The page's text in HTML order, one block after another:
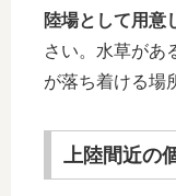
陸場として用意
さい。水草があ
が落ち着ける場
上陸間近の